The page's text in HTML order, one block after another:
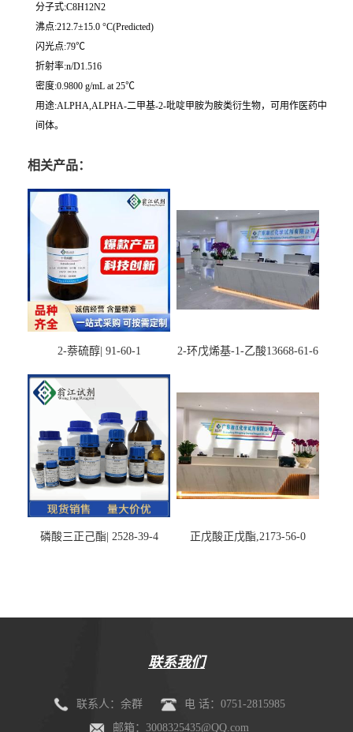
分子式:C8H12N2
沸点:212.7±15.0 °C(Predicted)
闪光点:79℃
折射率:n/D1.516
密度:0.9800 g/mL at 25℃
用途:ALPHA,ALPHA-二甲基-2-吡啶甲胺为胺类衍生物，可用作医药中
间体。
相关产品：
2-萘硫醇| 91-60-1 2-环戊烯基-1-乙酸13668-61-6
磷酸三正己酯| 2528-39-4 正戊酸正戊酯,2173-56-0
联系我们
联系人：余群
电 话：0751-2815985
邮箱：3008325435@QQ.com